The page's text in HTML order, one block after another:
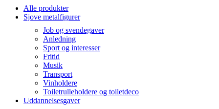
Alle produkter
Sjove metalfigurer
Job og svendegaver
Anledning
Sport og interesser
Fritid
Musik
Transport
Vinholdere
Toiletrulleholdere og toiletdeco
Uddannelsesgaver